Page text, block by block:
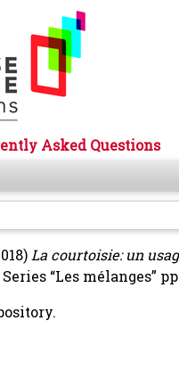
Asked Questions
La courtoisie: un
“Les mélanges”